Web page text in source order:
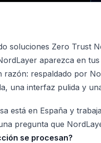
soluciones Zero Trust
aparezca en
razón: respaldado por
una interfaz pulida y
está en España y
pregunta que
se procesan?